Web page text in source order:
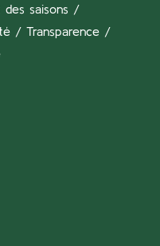
saisons /
/ Transparence /